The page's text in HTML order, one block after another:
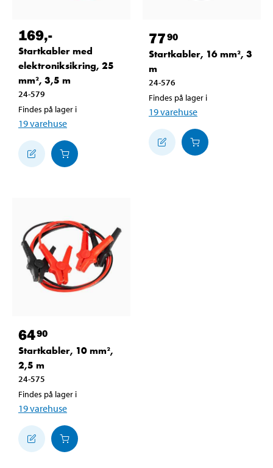
169,-
Startkabler med
elektroniksikring, 25
mm², 3,5 m
24-579
Findes på lager i
19varehuse
7790
Startkabler, 16 mm², 3
m
24-576
Findes på lager i
19varehuse
6490
Startkabler, 10 mm²,
2,5 m
24-575
Findes på lager i
19varehuse